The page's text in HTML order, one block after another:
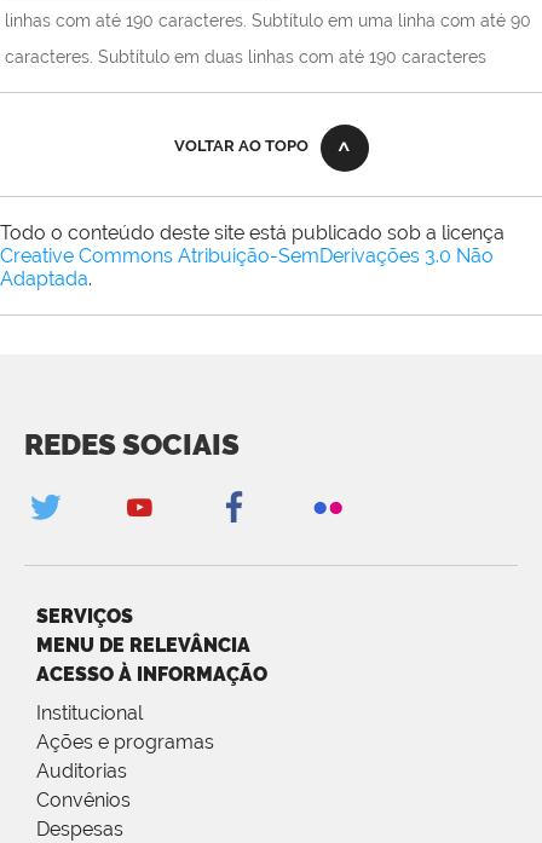
linhas com até 190 caracteres. Subtítulo em uma linha com até 90
caracteres. Subtítulo em duas linhas com até 190 caracteres
VOLTAR AO TOPO
Todo o conteúdo deste site está publicado sob a licença
Creative Commons Atribuição-SemDerivações 3.0 Não
Adaptada.
REDES SOCIAIS
SERVIÇOS
MENU DE RELEVÂNCIA
ACESSO À INFORMAÇÃO
Institucional
Ações e programas
Auditorias
Convênios
Despesas